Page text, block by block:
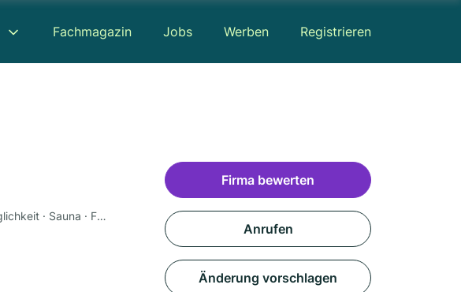
Fachmagazin Jobs Werben Registrieren
Campingplatz · Minigolf · Golfplatz · Pferde · Tennisplatz · Wellness · Restaurant · Imbiss · Bademöglichkeit · Sauna · Fahrradverleih · Zeltplatz · Wohnmobile · Ferienwohnung
Firma bewerten
Anrufen
Änderung vorschlagen